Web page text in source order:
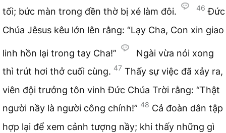
tối; bức màn trong đền thờ bị xé làm đôi. 46 Đức
Chúa Jêsus kêu lớn lên rằng: “Lạy Cha, Con xin giao
linh hồn lại trong tay Cha!”
Ngài vừa nói xong
thì trút hơi thở cuối cùng. 47 Thấy sự việc đã xảy ra,
viên đội trưởng tôn vinh Đức Chúa Trời rằng: “Thật
người nầy là người công chính!” 48 Cả đoàn dân tập
hợp lại để xem cảnh tượng nầy; khi thấy những gì